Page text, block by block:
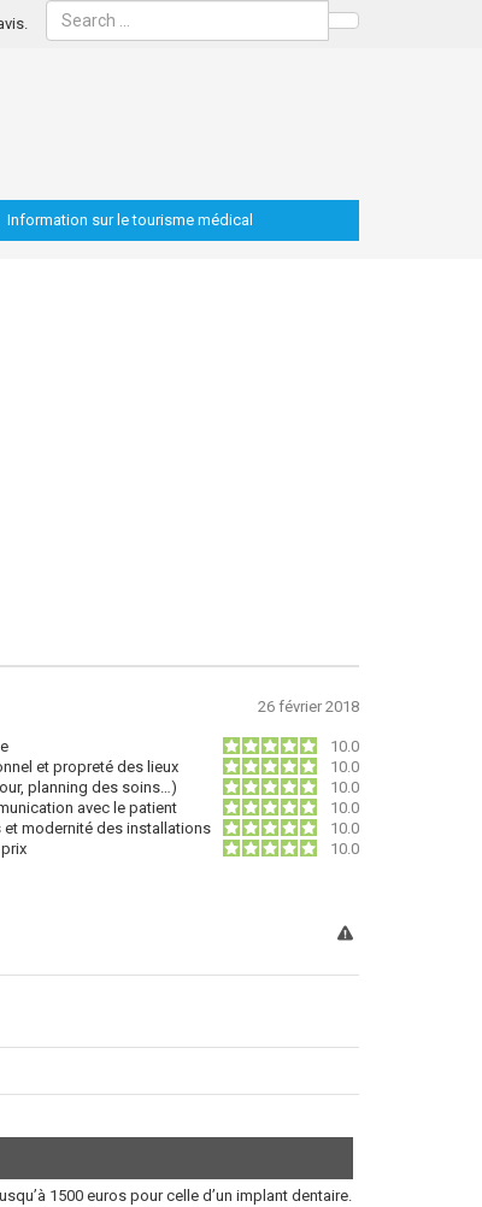
Search
Information sur le tourisme médical
26 février 2018
10.0
et propreté des lieux
10.0
planning des soins…)
10.0
avec le patient
10.0
et modernité des installations
10.0
10.0
1500 euros pour celle d’un implant dentaire.